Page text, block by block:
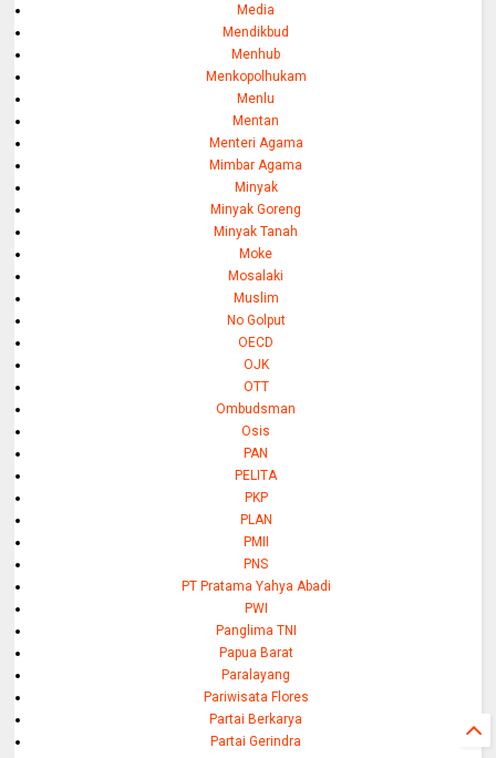
Media
Mendikbud
Menhub
Menkopolhukam
Menlu
Mentan
Menteri Agama
Mimbar Agama
Minyak
Minyak Goreng
Minyak Tanah
Moke
Mosalaki
Muslim
No Golput
OECD
OJK
OTT
Ombudsman
Osis
PAN
PELITA
PKP
PLAN
PMII
PNS
PT Pratama Yahya Abadi
PWI
Panglima TNI
Papua Barat
Paralayang
Pariwisata Flores
Partai Berkarya
Partai Gerindra